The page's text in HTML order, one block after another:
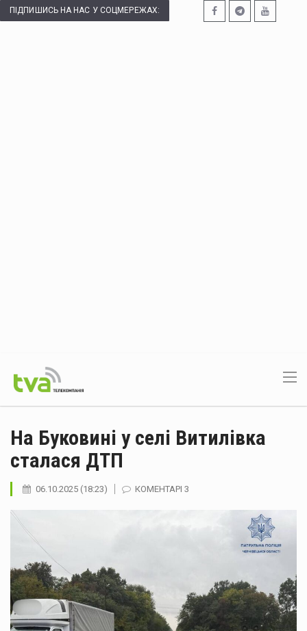
ПІДПИШИСЬ НА НАС У СОЦМЕРЕЖАХ:
На Буковині у селі Витилівка
сталася ДТП
06.10.2025 (18:23) КОМЕНТАРІ 3